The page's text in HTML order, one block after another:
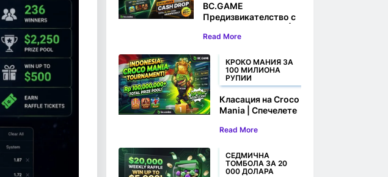
BC.GAME
Предизвикателство с
Спечелете 100
и парични награди
Read More
КРОКО МАНИЯ ЗА
100 МИЛИОНА
РУПИИ
Класация на Croco
Mania | Спечелете
100 000 000 рупии
Read More
СЕДМИЧНА
ТОМБОЛА ЗА 20
000 ДОЛАРА